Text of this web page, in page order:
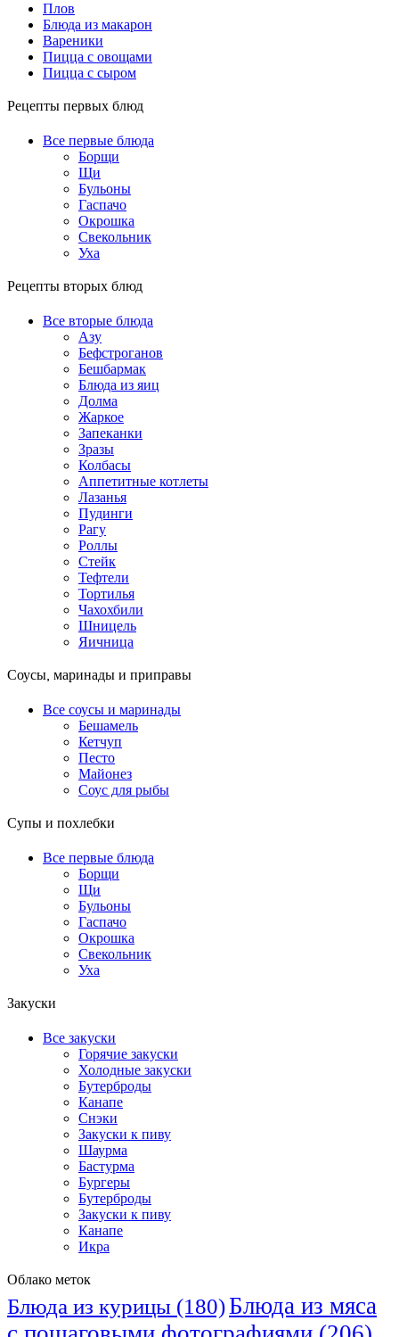
Плов
Блюда из макарон
Вареники
Пицца с овощами
Пицца с сыром
Рецепты первых блюд
Все первые блюда
Борщи
Щи
Бульоны
Гаспачо
Окрошка
Свекольник
Уха
Рецепты вторых блюд
Все вторые блюда
Азу
Бефстроганов
Бешбармак
Блюда из яиц
Долма
Жаркое
Запеканки
Зразы
Колбасы
Аппетитные котлеты
Лазанья
Пудинги
Рагу
Роллы
Стейк
Тефтели
Тортилья
Чахохбили
Шницель
Яичница
Соусы, маринады и приправы
Все соусы и маринады
Бешамель
Кетчуп
Песто
Майонез
Соус для рыбы
Супы и похлебки
Все первые блюда
Борщи
Щи
Бульоны
Гаспачо
Окрошка
Свекольник
Уха
Закуски
Все закуски
Горячие закуски
Холодные закуски
Бутерброды
Канапе
Снэки
Закуски к пиву
Шаурма
Бастурма
Бургеры
Бутерброды
Закуски к пиву
Канапе
Икра
Облако меток
Блюда из курицы (180)Блюда из мяса